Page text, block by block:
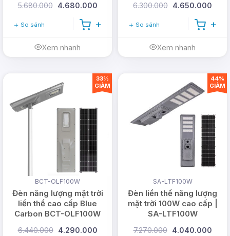
5.680.000 4.680.000
So sánh
Xem nhanh
6.300.000 4.650.000
So sánh
Xem nhanh
BCT-OLF100W
Đèn năng lượng mặt trời
liền thể cao cấp Blue
Carbon BCT-OLF100W
6.440.000 4.290.000
33%
GIẢM
SA-LTF100W
Đèn liền thể năng lượng
mặt trời 100W cao cấp |
SA-LTF100W
7.270.000 4.040.000
44%
GIẢM